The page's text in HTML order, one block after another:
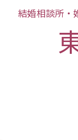
結婚相談所・